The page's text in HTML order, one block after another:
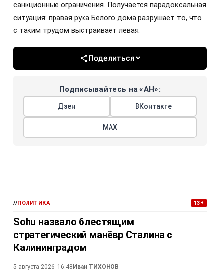
санкционные ограничения. Получается парадоксальная
ситуация: правая рука Белого дома разрушает то, что
с таким трудом выстраивает левая.
Поделиться
Подписывайтесь на «АН»:
Дзен ВКонтакте
МАХ
//ПОЛИТИКА 13+
Sohu назвало блестящим
стратегический манёвр Сталина с
Калининградом
5 августа 2026, 16:48 Иван ТИХОНОВ